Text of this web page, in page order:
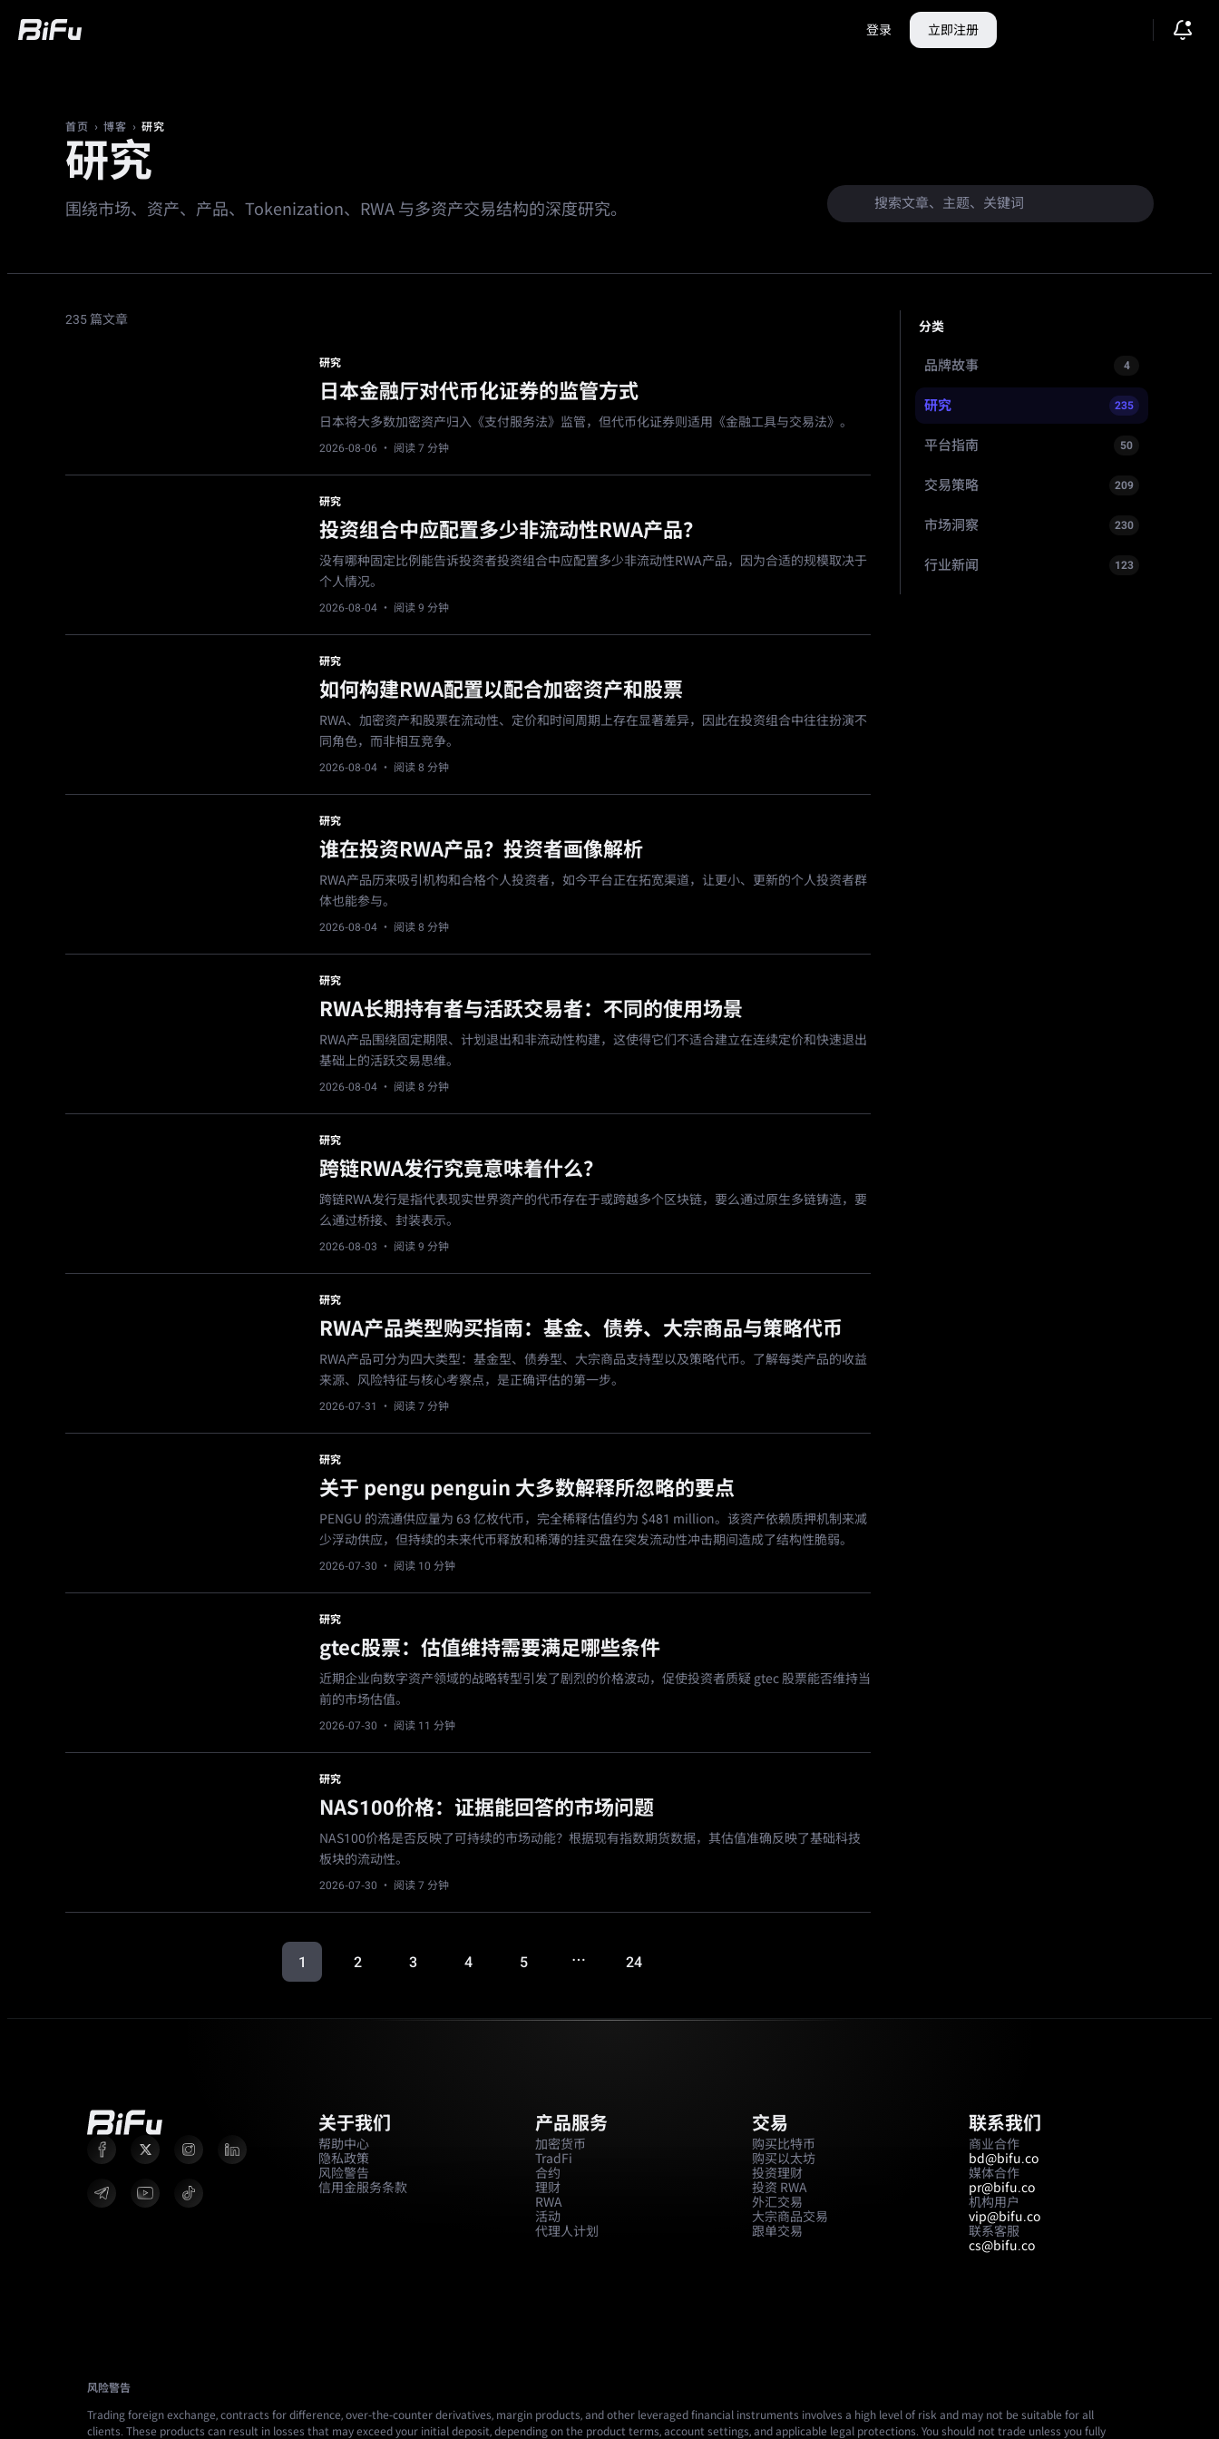
登录 立即注册
首页 › 博客 › 研究
研究
围绕市场、资产、产品、Tokenization、RWA 与多资产交易结构的深度研究。
235 篇文章
研究
日本金融厅对代币化证券的监管方式
日本将大多数加密资产归入《支付服务法》监管，但代币化证券则适用《金融工具与交易法》。
2026-08-06 · 阅读 7 分钟
研究
投资组合中应配置多少非流动性RWA产品？
没有哪种固定比例能告诉投资者投资组合中应配置多少非流动性RWA产品，因为合适的规模取决于
个人情况。
2026-08-04 · 阅读 9 分钟
研究
如何构建RWA配置以配合加密资产和股票
RWA、加密资产和股票在流动性、定价和时间周期上存在显著差异，因此在投资组合中往往扮演不
同角色，而非相互竞争。
2026-08-04 · 阅读 8 分钟
研究
谁在投资RWA产品？投资者画像解析
RWA产品历来吸引机构和合格个人投资者，如今平台正在拓宽渠道，让更小、更新的个人投资者群
体也能参与。
2026-08-04 · 阅读 8 分钟
研究
RWA长期持有者与活跃交易者：不同的使用场景
RWA产品围绕固定期限、计划退出和非流动性构建，这使得它们不适合建立在连续定价和快速退出
基础上的活跃交易思维。
2026-08-04 · 阅读 8 分钟
研究
跨链RWA发行究竟意味着什么？
跨链RWA发行是指代表现实世界资产的代币存在于或跨越多个区块链，要么通过原生多链铸造，要
么通过桥接、封装表示。
2026-08-03 · 阅读 9 分钟
研究
RWA产品类型购买指南：基金、债券、大宗商品与策略代币
RWA产品可分为四大类型：基金型、债券型、大宗商品支持型以及策略代币。了解每类产品的收益
来源、风险特征与核心考察点，是正确评估的第一步。
2026-07-31 · 阅读 7 分钟
研究
关于 pengu penguin 大多数解释所忽略的要点
PENGU 的流通供应量为 63 亿枚代币，完全稀释估值约为 $481 million。该资产依赖质押机制来减
少浮动供应，但持续的未来代币释放和稀薄的挂买盘在突发流动性冲击期间造成了结构性脆弱。
2026-07-30 · 阅读 10 分钟
研究
gtec股票：估值维持需要满足哪些条件
近期企业向数字资产领域的战略转型引发了剧烈的价格波动，促使投资者质疑 gtec 股票能否维持当
前的市场估值。
2026-07-30 · 阅读 11 分钟
研究
NAS100价格：证据能回答的市场问题
NAS100价格是否反映了可持续的市场动能？根据现有指数期货数据，其估值准确反映了基础科技
板块的流动性。
2026-07-30 · 阅读 7 分钟
1 2 3 4 5 … 24
分类
品牌故事 4
研究 235
平台指南 50
交易策略 209
市场洞察 230
行业新闻 123
关于我们
帮助中心
隐私政策
风险警告
信用金服务条款
产品服务
加密货币
TradFi
合约
理财
RWA
活动
代理人计划
交易
购买比特币
购买以太坊
投资理财
投资 RWA
外汇交易
大宗商品交易
跟单交易
联系我们
商业合作
bd@bifu.co
媒体合作
pr@bifu.co
机构用户
vip@bifu.co
联系客服
cs@bifu.co
风险警告
Trading foreign exchange, contracts for difference, over-the-counter derivatives, margin products, and other leveraged financial instruments involves a high level of risk and may not be suitable for all
clients. These products can result in losses that may exceed your initial deposit, depending on the product terms, account settings, and applicable legal protections. You should not trade unless you fully